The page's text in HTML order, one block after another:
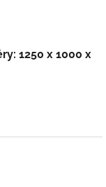
1250 x 1000 x